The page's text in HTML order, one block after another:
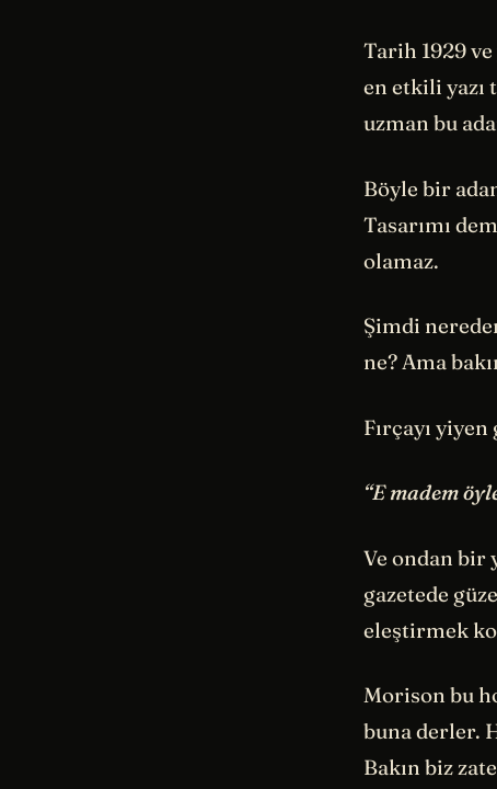
Tarih 1929
en etkili
uzman bu
Böyle bir
Tasarımı
olamaz.
Şimdi
ne? Ama
Fırçayı
“E madem
Ve ondan bir
gazetede
eleştirmek
Morison bu
buna derler.
Bakın biz